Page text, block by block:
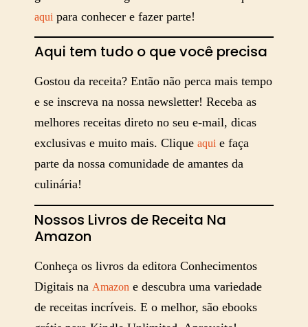
aqui para conhecer e fazer parte!
Aqui tem tudo o que você precisa
Gostou da receita? Então não perca mais tempo
e se inscreva na nossa newsletter! Receba as
melhores receitas direto no seu e-mail, dicas
exclusivas e muito mais. Clique aqui e faça
parte da nossa comunidade de amantes da
culinária!
Nossos Livros de Receita Na
Amazon
Conheça os livros da editora Conhecimentos
Digitais na Amazon e descubra uma variedade
de receitas incríveis. E o melhor, são ebooks